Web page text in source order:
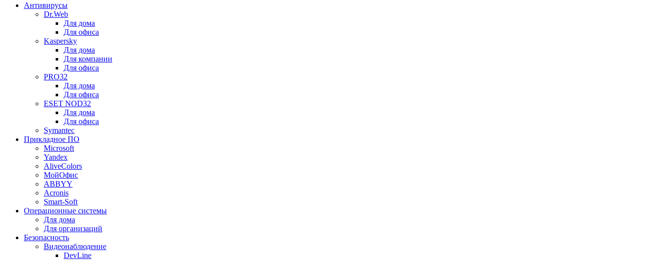
Антивирусы
Dr.Web
Для дома
Для офиса
Kaspersky
Для дома
Для компании
Для офиса
PRO32
Для дома
Для офиса
ESET NOD32
Для дома
Для офиса
Symantec
Прикладное ПО
Microsoft
Yandex
AliveColors
МойОфис
ABBYY
Acronis
Smart-Soft
Операционные системы
Для дома
Для организаций
Безопасность
Видеонаблюдение
DevLine